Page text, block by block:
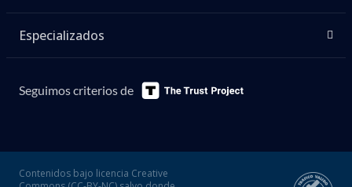
Especializados
Seguimos criterios de
Contenidos bajo licencia Creative